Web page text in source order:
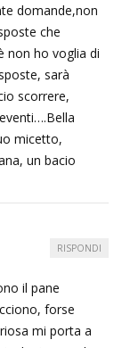
domande,non
che
non ho voglia di
sarà
scorrere,
micetto,
un bacio
il pane
forse
mi porta a
RISPONDI